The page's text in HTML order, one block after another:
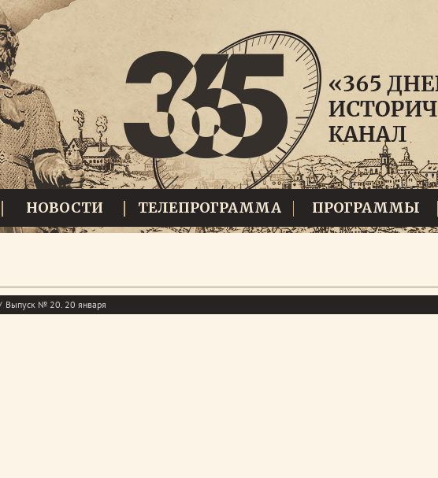
НОВОСТИ ТЕЛЕПРОГРАММА ПРОГРАММЫ
Выпуск № 20. 20 января